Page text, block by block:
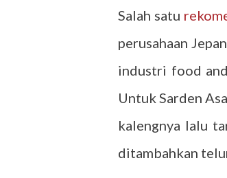
Salah satu
perusahaan
industri food
Untuk Sarden
kalengnya lalu
ditambahkan